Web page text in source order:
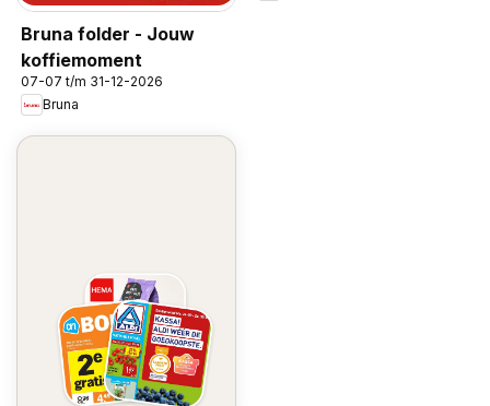
Bruna folder - Jouw
koffiemoment
07-07 t/m 31-12-2026
Bruna